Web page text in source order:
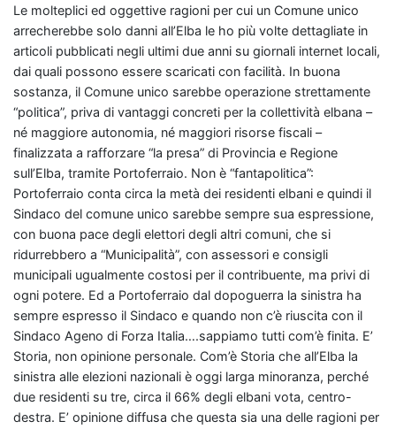
Le molteplici ed oggettive ragioni per cui un Comune unico
arrecherebbe solo danni all’Elba le ho più volte dettagliate in
articoli pubblicati negli ultimi due anni su giornali internet locali,
dai quali possono essere scaricati con facilità. In buona
sostanza, il Comune unico sarebbe operazione strettamente
“politica”, priva di vantaggi concreti per la collettività elbana –
né maggiore autonomia, né maggiori risorse fiscali –
finalizzata a rafforzare “la presa” di Provincia e Regione
sull’Elba, tramite Portoferraio. Non è “fantapolitica”:
Portoferraio conta circa la metà dei residenti elbani e quindi il
Sindaco del comune unico sarebbe sempre sua espressione,
con buona pace degli elettori degli altri comuni, che si
ridurrebbero a “Municipalità”, con assessori e consigli
municipali ugualmente costosi per il contribuente, ma privi di
ogni potere. Ed a Portoferraio dal dopoguerra la sinistra ha
sempre espresso il Sindaco e quando non c’è riuscita con il
Sindaco Ageno di Forza Italia….sappiamo tutti com’è finita. E’
Storia, non opinione personale. Com’è Storia che all’Elba la
sinistra alle elezioni nazionali è oggi larga minoranza, perché
due residenti su tre, circa il 66% degli elbani vota, centro-
destra. E’ opinione diffusa che questa sia una delle ragioni per